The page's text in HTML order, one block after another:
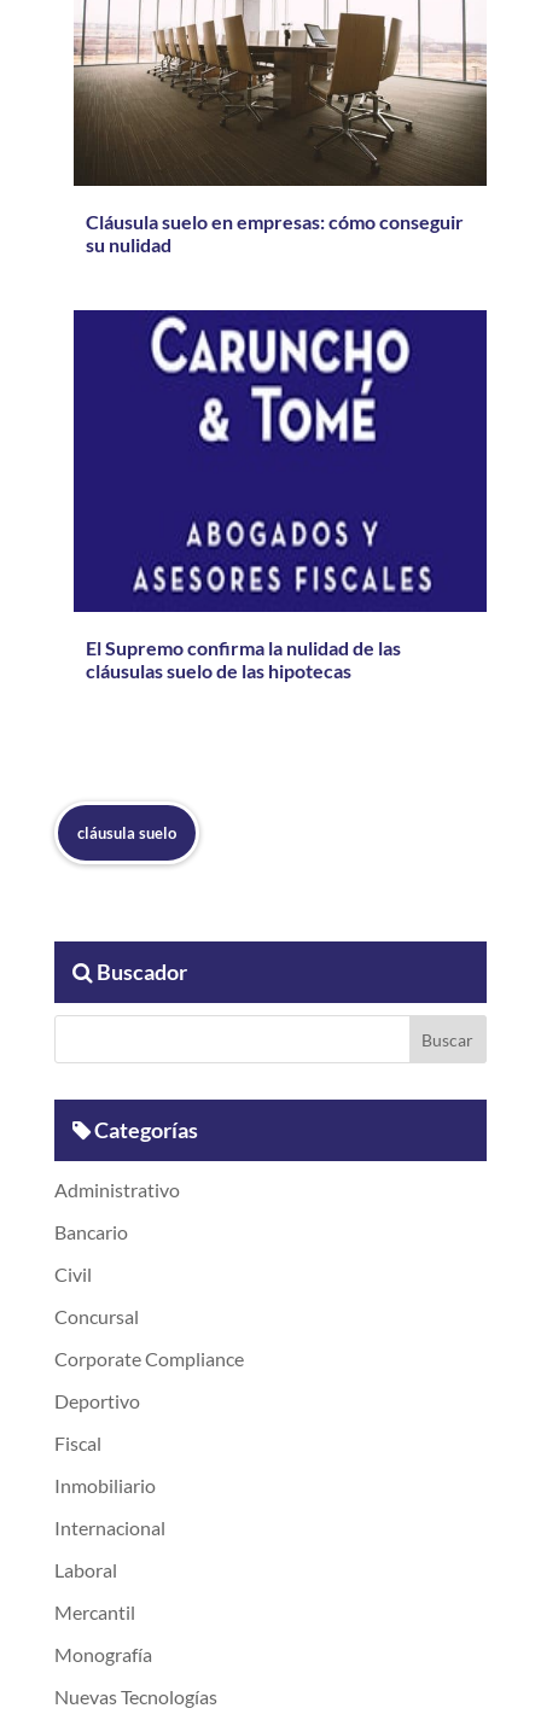
Cláusula suelo en empresas: cómo conseguir
su nulidad
El Supremo confirma la nulidad de las
cláusulas suelo de las hipotecas
cláusula suelo
Buscador
Categorías
Administrativo
Bancario
Civil
Concursal
Corporate Compliance
Deportivo
Fiscal
Inmobiliario
Internacional
Laboral
Mercantil
Monografía
Nuevas Tecnologías